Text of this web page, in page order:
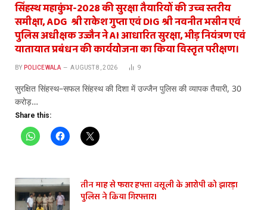
सिंहस्थ महाकुंभ-2028 की सुरक्षा तैयारियों की उच्च स्तरीय
समीक्षा, ADG श्री राकेश गुप्ता एवं DIG श्री नवनीत भसीन एवं
पुलिस अधीक्षक उज्जैन ने AI आधारित सुरक्षा, भीड़ नियंत्रण एवं
यातायात प्रबंधन की कार्ययोजना का किया विस्तृत परीक्षण।
BY POLICEWALA AUGUST 8, 2026 9
सुरक्षित सिंहस्थ–सफल सिंहस्थ की दिशा में उज्जैन पुलिस की व्यापक तैयारी, 30
करोड़…
Share this:
तीन माह से फरार हफ्ता वसूली के आरोपी को झारड़ा
पुलिस ने किया गिरफ्तार।